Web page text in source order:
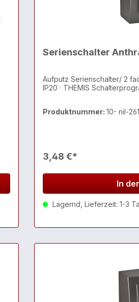
Serienschalter
Aufputz Serienschalter/ 2
IP20 · THEMIS
Produktnummer: 10- nil-
3,48 €*
In
Lagernd, Lieferzeit: 1-3